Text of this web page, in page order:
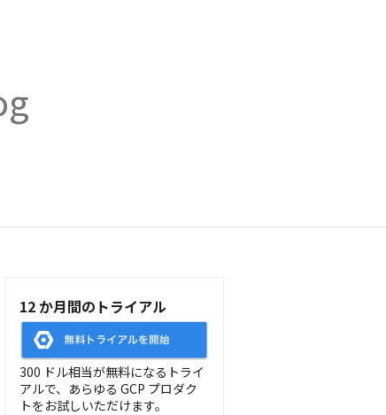
12 か月間のトライアル
300 ドル相当が無料になるトライ
アルで、あらゆる GCP プロダク
トをお試しいただけます。